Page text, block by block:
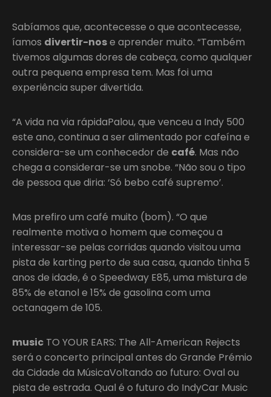
Sabíamos que, acontecesse o que acontecesse,
íamos divertir-nose aprender muito. “Também
tivemos algumas dores de cabeça, como qualquer
outra pequena empresa tem. Mas foi uma
experiência super divertida.
“A vida na via rápidaPalou, que venceu a Indy 500
este ano, continua a ser alimentado por cafeína e
considera-se um conhecedor de café. Mas não
chega a considerar-se um snobe. “Não sou o tipo
de pessoa que diria: ‘Só bebo café supremo’.
Mas prefiro um café muito (bom). “O que
realmente motiva o homem que começou a
interessar-se pelas corridas quando visitou uma
pista de karting perto de sua casa, quando tinha 5
anos de idade, é o Speedway E85, uma mistura de
85% de etanol e 15% de gasolina com uma
octanagem de 105.
music TO YOUR EARS: The All-American Rejects
será o concerto principal antes do Grande Prémio
da Cidade da MúsicaVoltando ao futuro: Oval ou
pista de estrada. Qual é o futuro do IndyCar Music